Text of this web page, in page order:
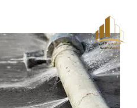
إلى
المحتوى
navigation